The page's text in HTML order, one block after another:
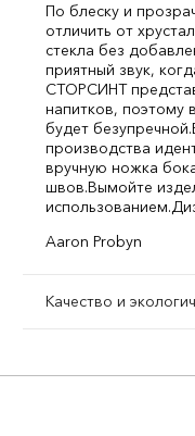
По блеску и
отличить от
стекла без
приятный звук,
СТОРСИНТ
напитков, поэтому
будет безупречной.
производства
вручную ножка
швов.Вымойте
использованием.
Aaron Probyn
Качество и